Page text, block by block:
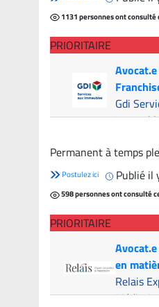
1131 personnes ont
PRIORITAIRE
et Litige
Gdi
candidats
Permanent à temps
Postulez ici Publié il
598 personnes ont consulté
PRIORITAIRE
en
Relais